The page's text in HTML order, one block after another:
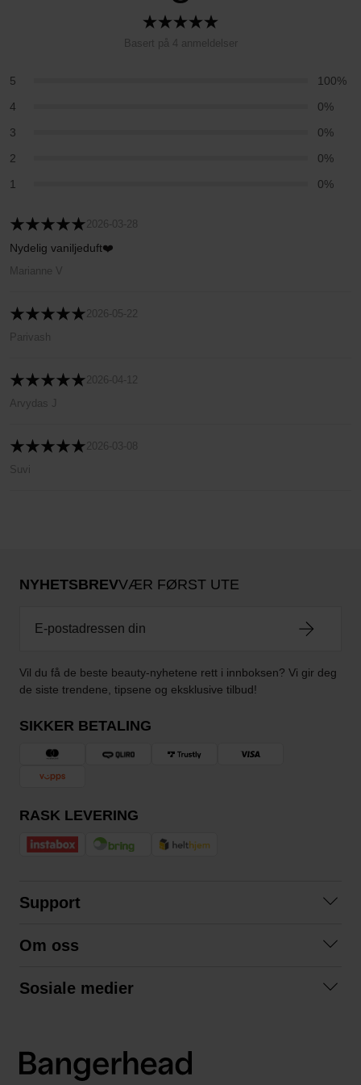
Basert på 4 anmeldelser
5
100%
4
0%
3
0%
2
0%
1
0%
2026-03-28
Nydelig vaniljeduft❤️
Marianne V
2026-05-22
Parivash
2026-04-12
Arvydas J
2026-03-08
Suvi
NYHETSBREVVÆR FØRST UTE
Vil du få de beste beauty-nyhetene rett i innboksen? Vi gir deg
de siste trendene, tipsene og eksklusive tilbud!
SIKKER BETALING
RASK LEVERING
Support
Kjøpsvilkår
Om oss
Sosiale medier
LinkedIn